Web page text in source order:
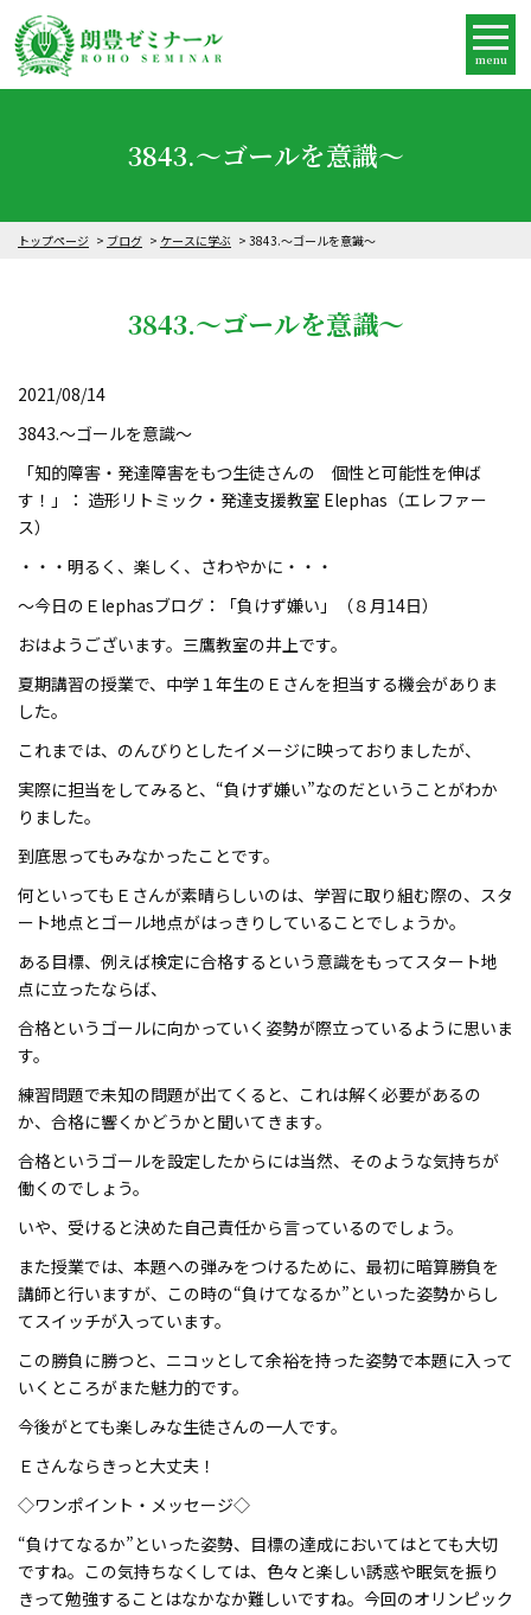
menu
3843.～ゴールを意識～
トップページ ブログ ケースに学ぶ 3843.～ゴールを意識～
3843.～ゴールを意識～
2021/08/14
3843.～ゴールを意識～
「知的障害・発達障害をもつ生徒さんの 個性と可能性を伸ば
す！」： 造形リトミック・発達支援教室 Elephas（エレファー
ス）
・・・明るく、楽しく、さわやかに・・・
～今日のＥlephasブログ：「負けず嫌い」（８月14日）
おはようございます。三鷹教室の井上です。
夏期講習の授業で、中学１年生のＥさんを担当する機会がありま
した。
これまでは、のんびりとしたイメージに映っておりましたが、
実際に担当をしてみると、“負けず嫌い”なのだということがわか
りました。
到底思ってもみなかったことです。
何といってもＥさんが素晴らしいのは、学習に取り組む際の、スタ
ート地点とゴール地点がはっきりしていることでしょうか。
ある目標、例えば検定に合格するという意識をもってスタート地
点に立ったならば、
合格というゴールに向かっていく姿勢が際立っているように思いま
す。
練習問題で未知の問題が出てくると、これは解く必要があるの
か、合格に響くかどうかと聞いてきます。
合格というゴールを設定したからには当然、そのような気持ちが
働くのでしょう。
いや、受けると決めた自己責任から言っているのでしょう。
また授業では、本題への弾みをつけるために、最初に暗算勝負を
講師と行いますが、この時の“負けてなるか”といった姿勢からし
てスイッチが入っています。
この勝負に勝つと、ニコッとして余裕を持った姿勢で本題に入って
いくところがまた魅力的です。
今後がとても楽しみな生徒さんの一人です。
Ｅさんならきっと大丈夫！
◇ワンポイント・メッセージ◇
“負けてなるか”といった姿勢、目標の達成においてはとても大切
ですね。この気持ちなくしては、色々と楽しい誘惑や眠気を振り
きって勉強することはなかなか難しいですね。今回のオリンピック